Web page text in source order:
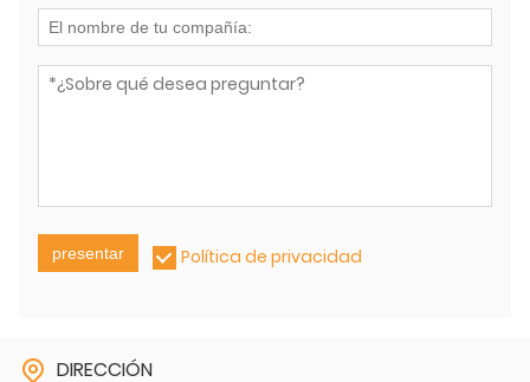
presentar Política de privacidad
DIRECCIÓN